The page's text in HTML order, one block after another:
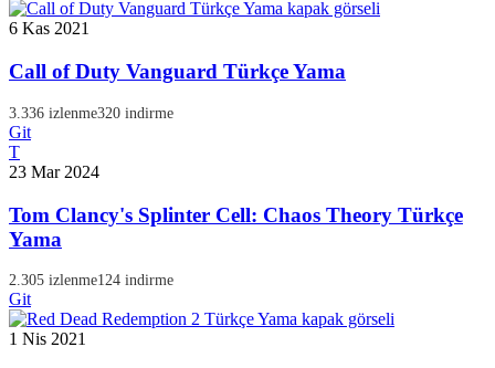
6 Kas 2021
Call of Duty Vanguard Türkçe Yama
3.336 izlenme320 indirme
Git
T
23 Mar 2024
Tom Clancy's Splinter Cell: Chaos Theory Türkçe
Yama
2.305 izlenme124 indirme
Git
1 Nis 2021